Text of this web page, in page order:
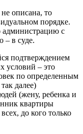
описана, то
порядке.
администрацию с
– в суде.
подтверждением
условий – это
по определенным
далее)
(жену, ребенка и
квартиры
до кого только